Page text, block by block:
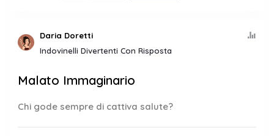
Daria Doretti
Indovinelli Divertenti Con Risposta
Malato Immaginario
Chi gode sempre di cattiva salute?